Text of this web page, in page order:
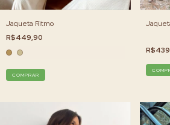
Jaqueta Ritmo
R$449,90
COMPRAR